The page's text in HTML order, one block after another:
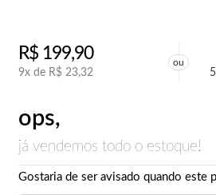
R$199,90
9x de R$ 23,32
ou
ops,
já vendemos todo o estoque!
Gostaria de ser avisado quando este